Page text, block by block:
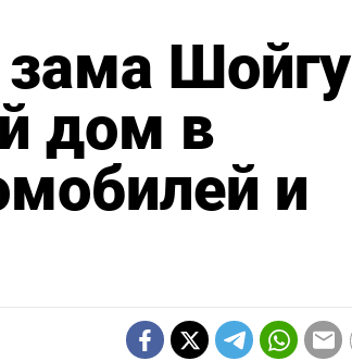
Шойгу
дом в
и